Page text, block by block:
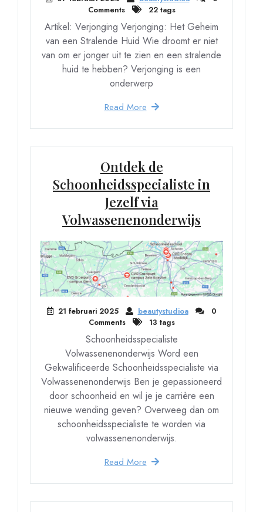
Comments
22 tags
Artikel: Verjonging Verjonging: Het Geheim
van een Stralende Huid Wie droomt er niet
van om er jonger uit te zien en een stralende
huid te hebben? Verjonging is een
onderwerp
Read More
Ontdek de
Schoonheidsspecialiste in
Jezelf via
Volwassenenonderwijs
21 februari 2025 beautystudioa
0
Comments
13 tags
Schoonheidsspecialiste
Volwassenenonderwijs Word een
Gekwalificeerde Schoonheidsspecialiste via
Volwassenenonderwijs Ben je gepassioneerd
door schoonheid en wil je je carrière een
nieuwe wending geven? Overweeg dan om
schoonheidsspecialiste te worden via
volwassenenonderwijs.
Read More